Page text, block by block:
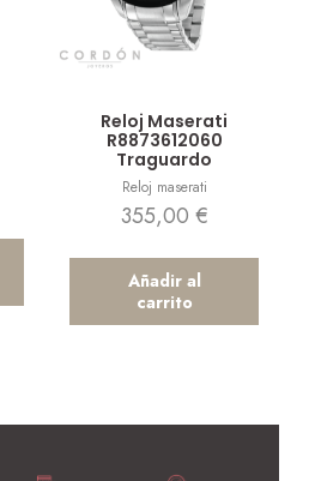
Reloj Maserati
R8873612060
Traguardo
Reloj maserati
355,00 €
Añadir al
carrito